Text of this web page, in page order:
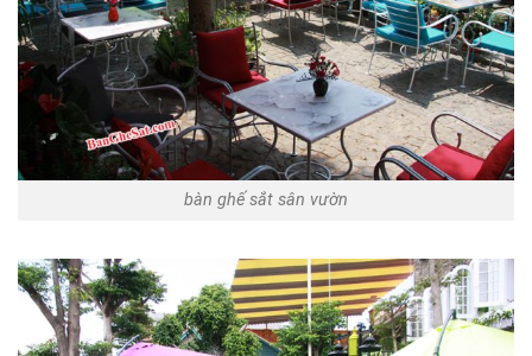
bàn ghế sắt sân vườn